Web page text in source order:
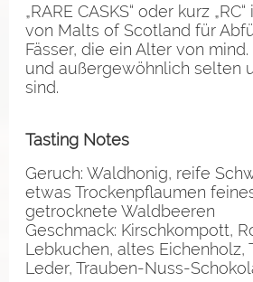
„RARE CASKS“ oder kurz
von Malts of Scotland für
Fässer, die ein Alter von
und außergewöhnlich selten
sind.
Tasting Notes
Geruch: Waldhonig, reife
etwas Trockenpflaumen
getrocknete Waldbeeren
Geschmack: Kirschkompott,
Lebkuchen, altes Eichenholz,
Leder, Trauben-Nuss-